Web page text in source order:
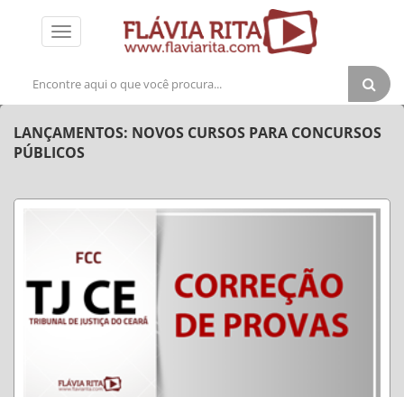
Toggle
LANÇAMENTOS: NOVOS CURSOS PARA CONCURSOS
PÚBLICOS